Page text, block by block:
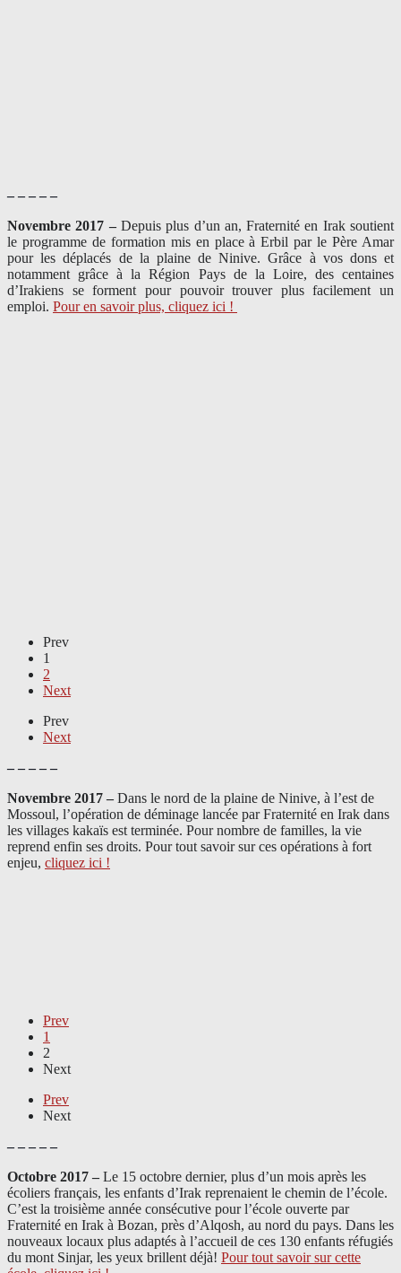
– – – – –
Novembre 2017 – Depuis plus d’un an, Fraternité en Irak soutient
le programme de formation mis en place à Erbil par le Père Amar
pour les déplacés de la plaine de Ninive. Grâce à vos dons et
notamment grâce à la Région Pays de la Loire, des centaines
d’Irakiens se forment pour pouvoir trouver plus facilement un
emploi. Pour en savoir plus, cliquez ici !
Prev
1
2
Next
Prev
Next
– – – – –
Novembre 2017 – Dans le nord de la plaine de Ninive, à l’est de
Mossoul, l’opération de déminage lancée par Fraternité en Irak dans
les villages kakaïs est terminée. Pour nombre de familles, la vie
reprend enfin ses droits. Pour tout savoir sur ces opérations à fort
enjeu, cliquez ici !
Prev
1
2
Next
Prev
Next
– – – – –
Octobre 2017 – Le 15 octobre dernier, plus d’un mois après les
écoliers français, les enfants d’Irak reprenaient le chemin de l’école.
C’est la troisième année consécutive pour l’école ouverte par
Fraternité en Irak à Bozan, près d’Alqosh, au nord du pays. Dans les
nouveaux locaux plus adaptés à l’accueil de ces 130 enfants réfugiés
du mont Sinjar, les yeux brillent déjà! Pour tout savoir sur cette